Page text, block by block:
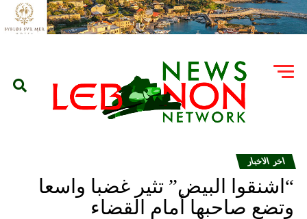
اخر الاخبار
“اشنقوا البيض” تثير غضبا واسعا
وتضع صاحبها أمام القضاء